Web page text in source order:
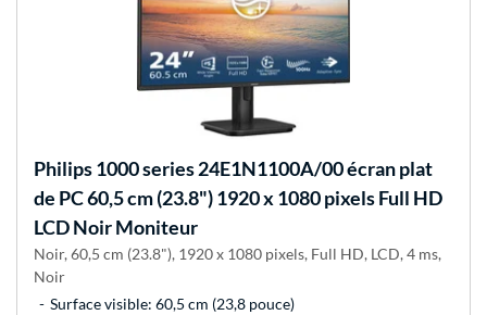
Philips1000 series 24E1N1100A/00 écran plat
de PC 60,5 cm (23.8") 1920 x 1080 pixels Full HD
LCD Noir Moniteur
Noir, 60,5 cm (23.8"), 1920 x 1080 pixels, Full HD, LCD, 4 ms,
Noir
Surface visible: 60,5 cm (23,8 pouce)